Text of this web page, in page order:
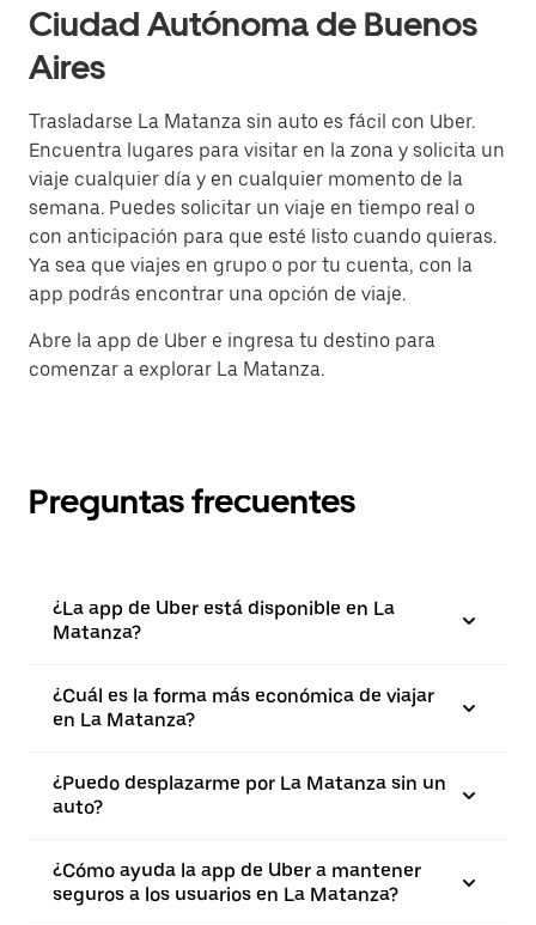
Ciudad Autónoma de Buenos
Aires
Trasladarse La Matanza sin auto es fácil con Uber.
Encuentra lugares para visitar en la zona y solicita un
viaje cualquier día y en cualquier momento de la
semana. Puedes solicitar un viaje en tiempo real o
con anticipación para que esté listo cuando quieras.
Ya sea que viajes en grupo o por tu cuenta, con la
app podrás encontrar una opción de viaje.
Abre la app de Uber e ingresa tu destino para
comenzar a explorar La Matanza.
Preguntas frecuentes
¿La app de Uber está disponible en La
Matanza?
¿Cuál es la forma más económica de viajar
en La Matanza?
¿Puedo desplazarme por La Matanza sin un
auto?
¿Cómo ayuda la app de Uber a mantener
seguros a los usuarios en La Matanza?